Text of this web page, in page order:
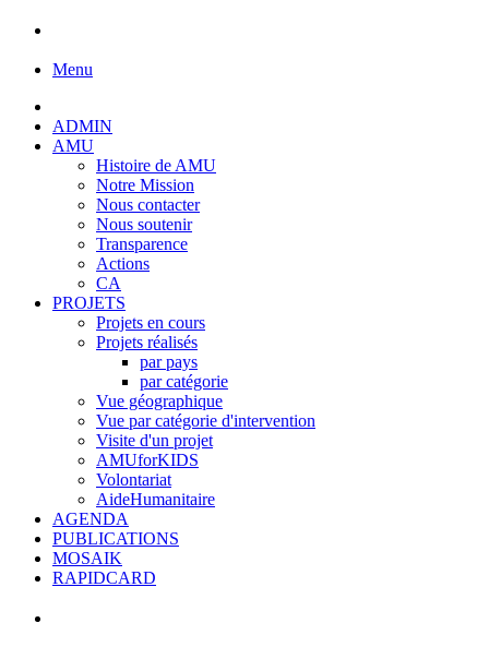
Menu
ADMIN
AMU
Histoire de AMU
Notre Mission
Nous contacter
Nous soutenir
Transparence
Actions
CA
PROJETS
Projets en cours
Projets réalisés
par pays
par catégorie
Vue géographique
Vue par catégorie d'intervention
Visite d'un projet
AMUforKIDS
Volontariat
AideHumanitaire
AGENDA
PUBLICATIONS
MOSAIK
RAPIDCARD